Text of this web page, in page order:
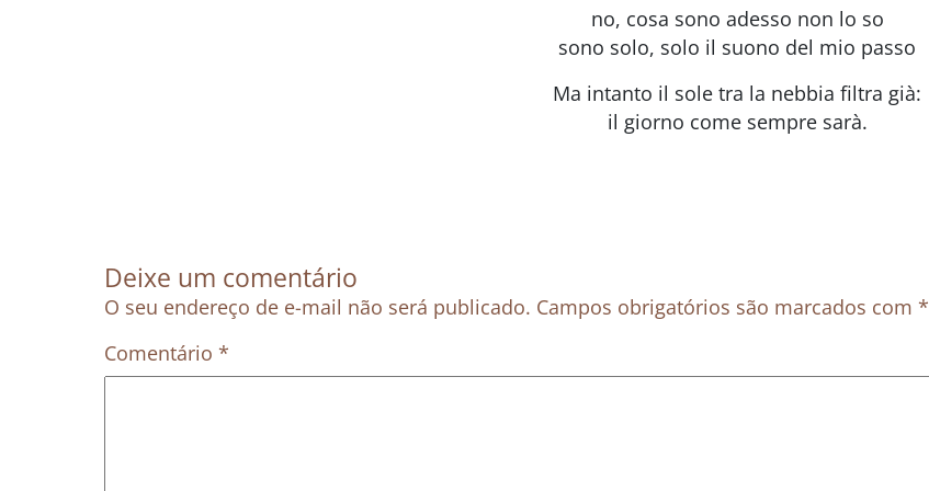
no, cosa sono adesso non lo so
sono solo, solo il suono del mio passo
Ma intanto il sole tra la nebbia filtra già:
il giorno come sempre sarà.
Deixe um comentário
O seu endereço de e-mail não será publicado. Campos obrigatórios são marcados com *
Comentário *